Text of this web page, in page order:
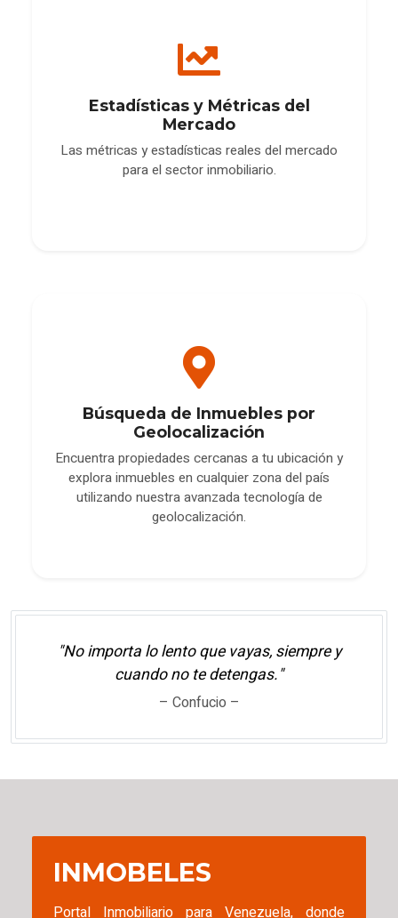
Estadísticas y Métricas del
Mercado
Las métricas y estadísticas reales del mercado
para el sector inmobiliario.
Búsqueda de Inmuebles por
Geolocalización
Encuentra propiedades cercanas a tu ubicación y
explora inmuebles en cualquier zona del país
utilizando nuestra avanzada tecnología de
geolocalización.
"No importa lo lento que vayas, siempre y
cuando no te detengas."
– Confucio –
INMOBELES
Portal Inmobiliario para Venezuela, donde